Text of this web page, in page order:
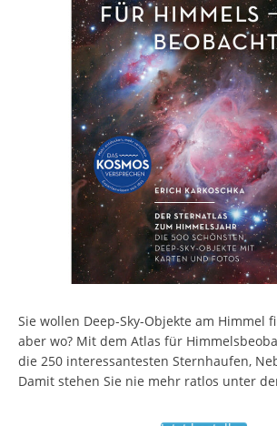
Sie wollen Deep-Sky-Objekte am Himmel
aber wo? Mit dem Atlas für
die 250 interessantesten Sternhaufen,
Damit stehen Sie nie mehr ratlos unter